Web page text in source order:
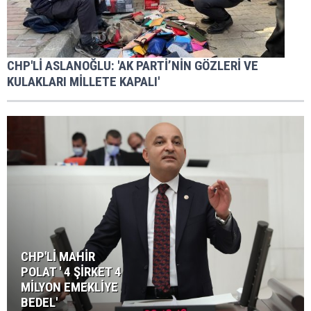
CHP'Lİ ASLANOĞLU: 'AK PARTİ’NİN GÖZLERİ VE
KULAKLARI MİLLETE KAPALI'
CHP'Lİ MAHİR
POLAT ' 4 ŞİRKET 4
MİLYON EMEKLİYE
BEDEL'